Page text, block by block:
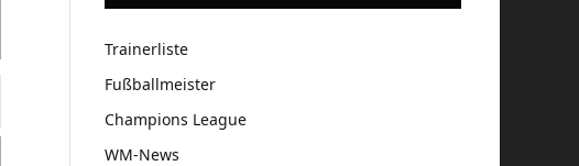
Trainerliste
Fußballmeister
Champions League
WM-News